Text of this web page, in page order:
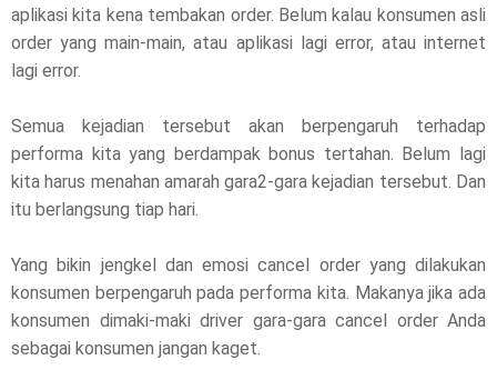
aplikasi kita kena tembakan order. Belum kalau konsumen asli
order yang main-main, atau aplikasi lagi error, atau internet
lagi error.
Semua kejadian tersebut akan berpengaruh terhadap
performa kita yang berdampak bonus tertahan. Belum lagi
kita harus menahan amarah gara2-gara kejadian tersebut. Dan
itu berlangsung tiap hari.
Yang bikin jengkel dan emosi cancel order yang dilakukan
konsumen berpengaruh pada performa kita. Makanya jika ada
konsumen dimaki-maki driver gara-gara cancel order Anda
sebagai konsumen jangan kaget.